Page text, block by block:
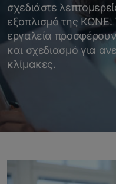
σχεδιάστε
εξοπλισμό της
εργαλεία
και σχεδιασμό για
κλίμακες.